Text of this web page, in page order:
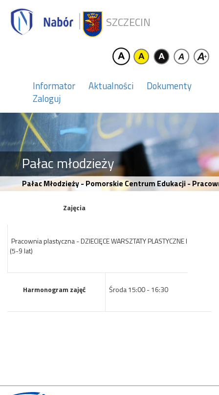
SZCZECIN
Informator Aktualności
Dokumenty
Zaloguj
Pałac młodzieży
Pałac Młodzieży - Pomorskie Centrum Edukacji -
Zajęcia
Pracownia plastyczna - DZIECIĘCE WARSZTATY PLASTYCZNE I
(5-9 lat)
Harmonogram zajęć Środa 15:00 - 16:30